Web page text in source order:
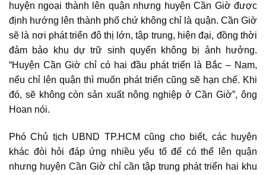
huyện ngoại thành lên quận nhưng huyện Cần Giờ được
định hướng lên thành phố chứ không chỉ là quận. Cần Giờ
sẽ là nơi phát triển đô thị lớn, tập trung, hiện đại, đồng thời
đảm bảo khu dự trữ sinh quyển không bị ảnh hưởng.
“Huyện Cần Giờ chỉ có hai đầu phát triển là Bắc – Nam,
nếu chỉ lên quận thì muốn phát triển cũng sẽ hạn chế. Khi
đó, sẽ không còn sản xuất nông nghiệp ở Cần Giờ”, ông
Hoan nói.
Phó Chủ tịch UBND TP.HCM cũng cho biết, các huyện
khác đòi hỏi đáp ứng nhiều yếu tố để có thể lên quận
nhưng huyện Cần Giờ chỉ cần tập trung phát triển hai khu